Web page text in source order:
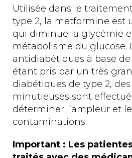
Utilisée dans le
type 2, la metformine est
qui diminue la glycémie
métabolisme du glucose.
antidiabétiques à base
étant pris par un très
diabétiques de type 2,
minutieuses sont
déterminer l’ampleur et
contaminations.
Important : Les